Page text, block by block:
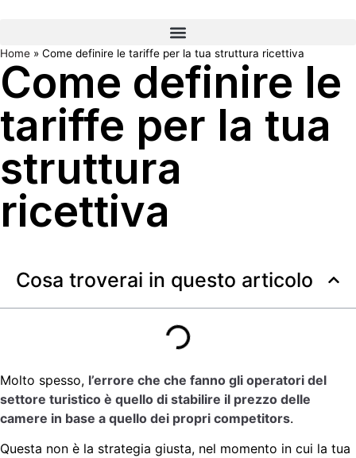
Home » Come definire le tariffe per la tua struttura ricettiva
Come definire le
tariffe per la tua
struttura
ricettiva
Cosa troverai in questo articolo
Molto spesso, l’errore che che fanno gli operatori del
settore turistico è quello di stabilire il prezzo delle
camere in base a quello dei propri competitors.
Questa non è la strategia giusta, nel momento in cui la tua